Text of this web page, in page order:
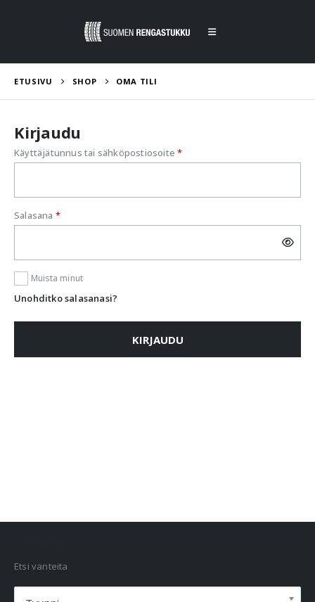
ETUSIVU SHOP OMA TILI
Kirjaudu
Käyttäjätunnus tai sähköpostiosoite*Vaaditaan
Salasana *Vaaditaan
Muista minut
Unohditko salasanasi?
KIRJAUDU
Etsi vanteita